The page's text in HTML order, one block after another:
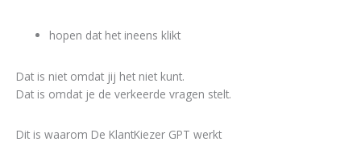
hopen dat het ineens klikt
Dat is niet omdat jij het niet kunt.
Dat is omdat je de verkeerde vragen stelt.
Dit is waarom De KlantKiezer GPT werkt